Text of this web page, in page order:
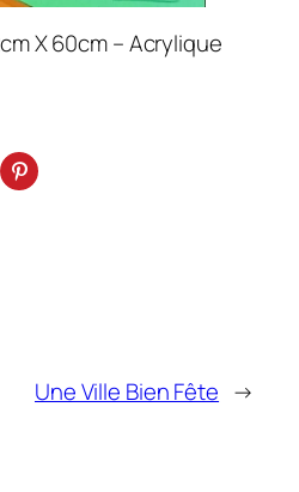
X 60cm – Acrylique
Une Ville Bien Fête →